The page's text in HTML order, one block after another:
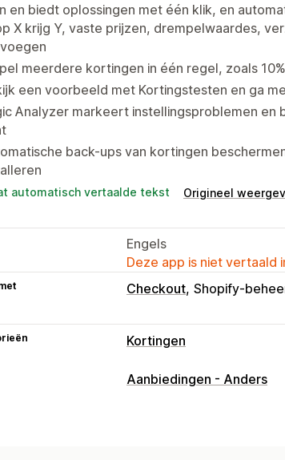
en biedt oplossingen met één klik, en
X krijg Y, vaste prijzen, drempelwaardes,
meerdere kortingen in één regel, zoals
een voorbeeld met Kortingstesten en ga
Analyzer markeert instellingsproblemen
back-ups van kortingen
automatisch vertaalde tekst Origineel
Engels
Deze app is niet vertaald
Checkout Shopify-
Kortingen
Soorten kortingen
Aanbiedingen - Anders